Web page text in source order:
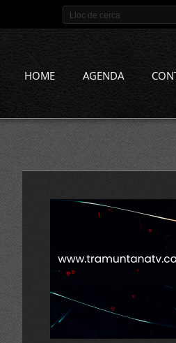
HOME AGENDA